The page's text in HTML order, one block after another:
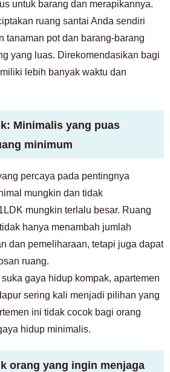
untuk barang dan merapikannya.
ruang santai Anda sendiri
tanaman pot dan barang-barang
yang luas. Direkomendasikan bagi
lebih banyak waktu dan
Minimalis yang puas
minimum
percaya pada pentingnya
mungkin dan tidak
mungkin terlalu besar. Ruang
hanya menambah jumlah
dan pemeliharaan, tetapi juga dapat
ruang.
gaya hidup kompak, apartemen
sering kali menjadi pilihan yang
ini tidak cocok bagi orang
hidup minimalis.
orang yang ingin menjaga